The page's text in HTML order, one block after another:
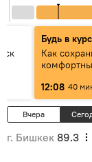
Будь в
Как
12:08 40
Вчера
г. Бишкек 89.3